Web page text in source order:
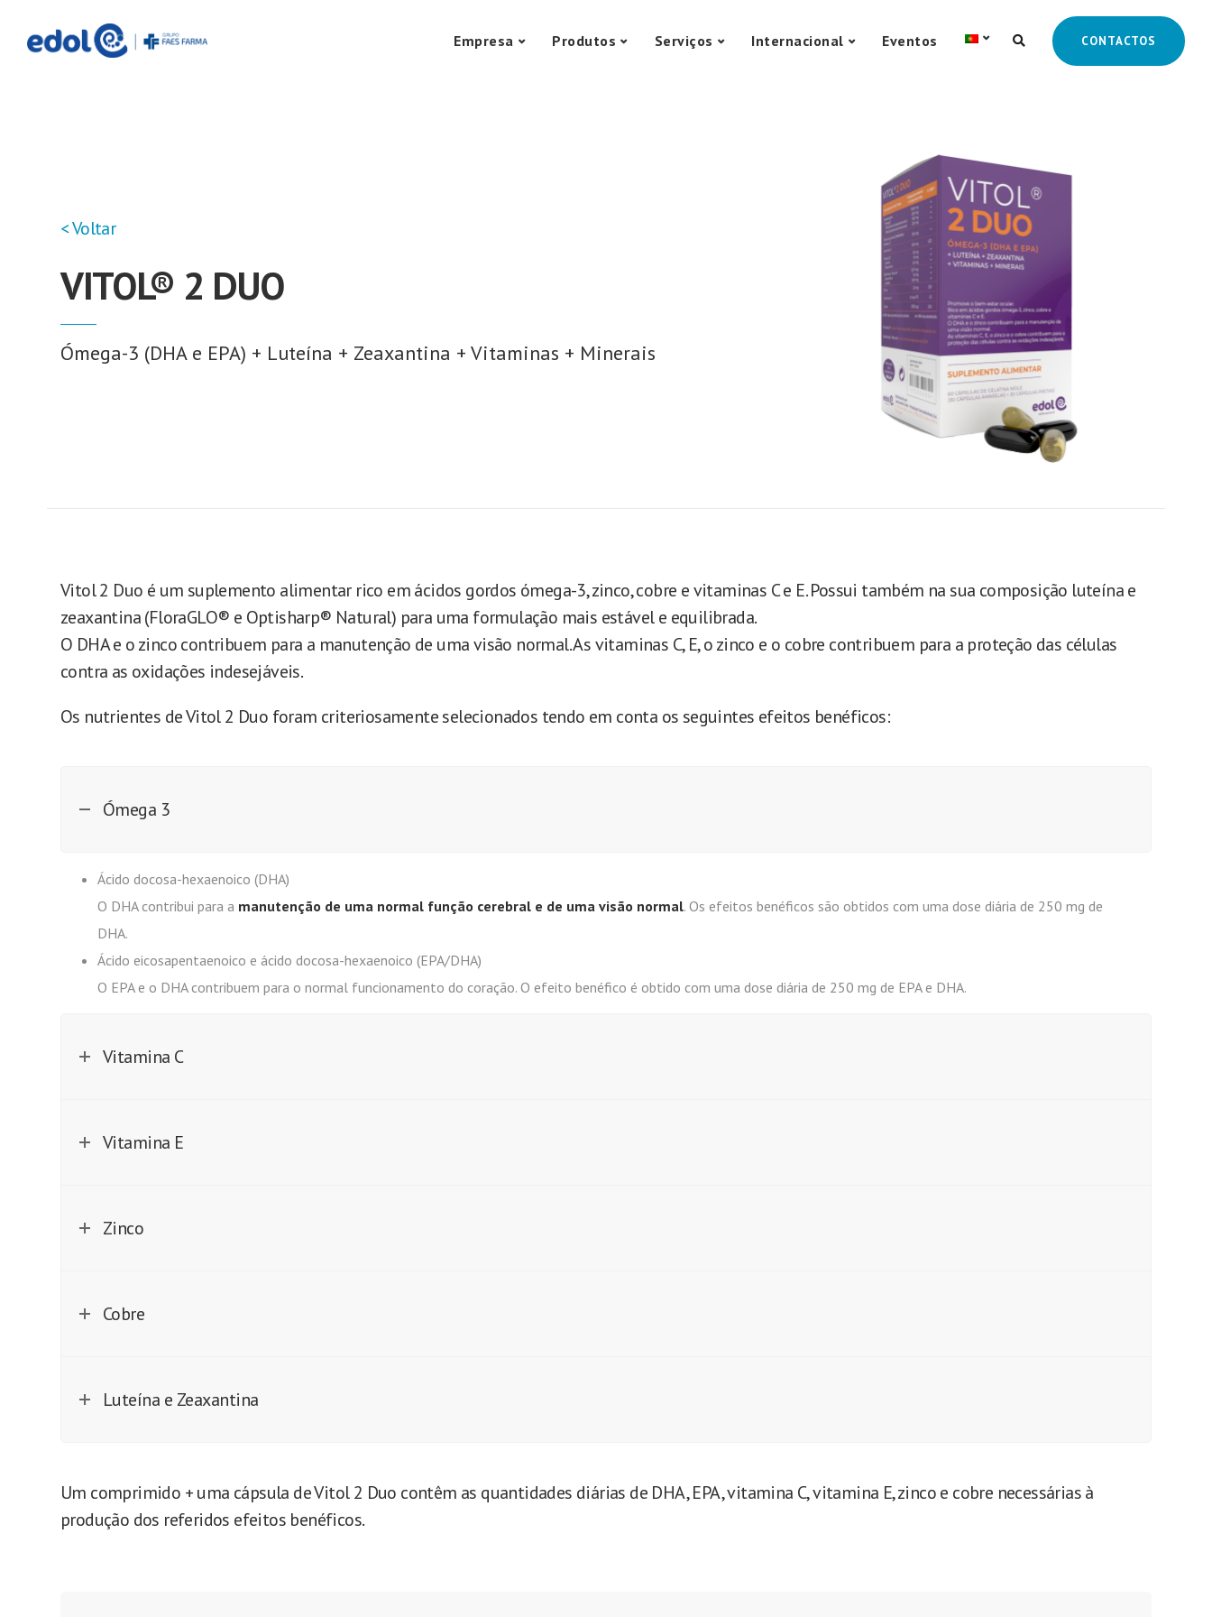
Empresa Produtos Serviços Internacional Eventos CONTACTOS
< Voltar
VITOL® 2 DUO
Ómega-3 (DHA e EPA) + Luteína + Zeaxantina + Vitaminas + Minerais
Vitol 2 Duo é um suplemento alimentar rico em ácidos gordos ómega-3, zinco, cobre e vitaminas C e E. Possui também na sua composição luteína e
zeaxantina (FloraGLO® e Optisharp® Natural) para uma formulação mais estável e equilibrada.
O DHA e o zinco contribuem para a manutenção de uma visão normal. As vitaminas C, E, o zinco e o cobre contribuem para a proteção das células
contra as oxidações indesejáveis.
Os nutrientes de Vitol 2 Duo foram criteriosamente selecionados tendo em conta os seguintes efeitos benéficos:
Ómega 3
Ácido docosa-hexaenoico (DHA)
O DHA contribui para a manutenção de uma normal função cerebral e de uma visão normal. Os efeitos benéficos são obtidos com uma dose diária de 250 mg de
DHA.
Ácido eicosapentaenoico e ácido docosa-hexaenoico (EPA/DHA)
O EPA e o DHA contribuem para o normal funcionamento do coração. O efeito benéfico é obtido com uma dose diária de 250 mg de EPA e DHA.
Vitamina C
Vitamina E
Zinco
Cobre
Luteína e Zeaxantina
Um comprimido + uma cápsula de Vitol 2 Duo contêm as quantidades diárias de DHA, EPA, vitamina C, vitamina E, zinco e cobre necessárias à
produção dos referidos efeitos benéficos.